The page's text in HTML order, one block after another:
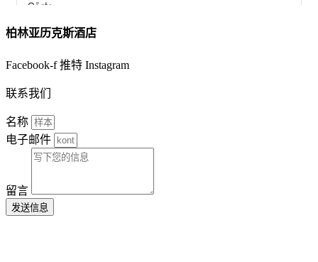
柏林亚历克斯酒店
Facebook-f 推特 Instagram
联系我们
名称
电子邮件
留言
发送信息